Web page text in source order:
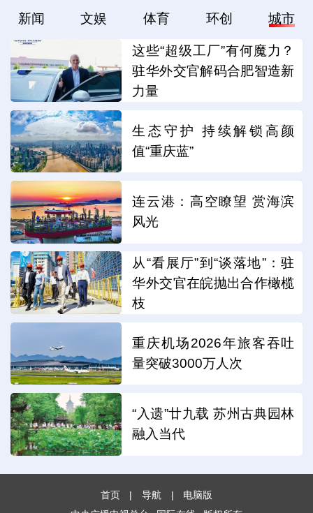
新闻 文娱 体育 环创 城市
这些“超级工厂”有何魔力？
驻华外交官解码合肥智造新
力量
生态守护 持续解锁高颜
值“重庆蓝”
连云港：高空瞭望 赏海滨
风光
从“看展厅”到“谈落地”：驻
华外交官在皖抛出合作橄榄
枝
重庆机场2026年旅客吞吐
量突破3000万人次
“入遗”廿九载 苏州古典园林
融入当代
首页 | 导航 |
电脑版